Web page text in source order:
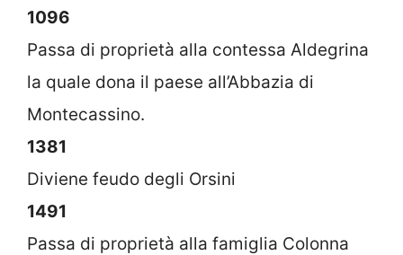
1096
Passa di proprietà alla contessa Aldegrina
la quale dona il paese all’Abbazia di
Montecassino.
1381
Diviene feudo degli Orsini
1491
Passa di proprietà alla famiglia Colonna